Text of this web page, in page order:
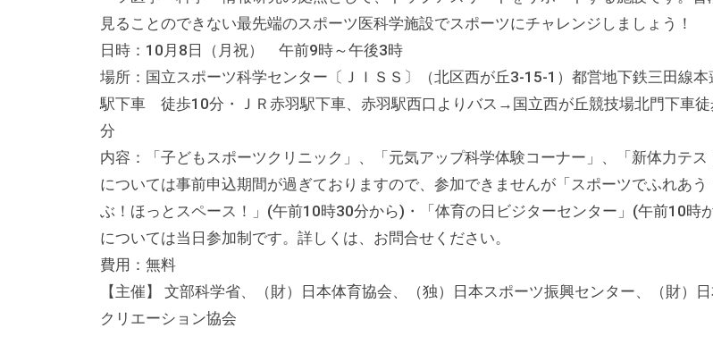
・
ボ
ラ
ン
ィ
ア
活
動
の
支
援
や
見ることのできない最先端のスポーツ医科学施設でスポーツにチャレンジしましょう！
日時：10月8日（月祝） 午前9時～午後3時
場所：国立スポーツ科学センター〔ＪＩＳＳ〕（北区西が丘3-15-1）都営地下鉄三田線本
駅下車 徒歩10分・ＪＲ赤羽駅下車、赤羽駅西口よりバス→国立西が丘競技場北門下車徒
分
内容：「子どもスポーツクリニック」、「元気アップ科学体験コーナー」、「新体力テス
については事前申込期間が過ぎておりますので、参加できませんが「スポーツでふれあう
ぶ！ほっとスペース！」(午前10時30分から)・「体育の日ビジターセンター」(午前10時
については当日参加制です。詳しくは、お問合せください。
費用：無料
【主催】 文部科学省、（財）日本体育協会、（独）日本スポーツ振興センター、（財）
クリエーション協会